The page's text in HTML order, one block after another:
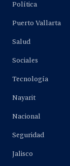
Política
Puerto Vallarta
Salud
Sociales
Tecnología
Nayarit
Nacional
Seguridad
Jalisco